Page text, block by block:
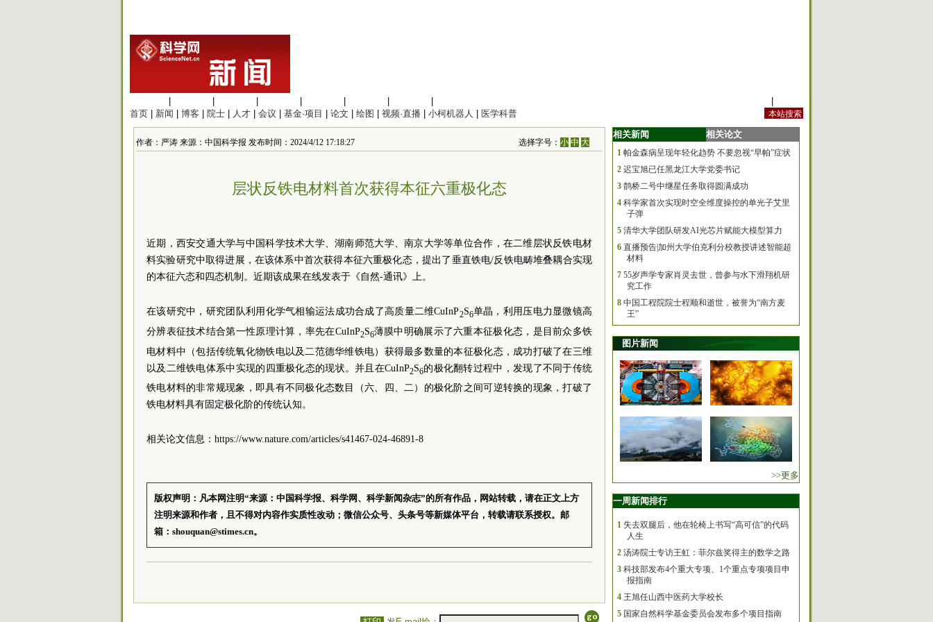
首页
新闻 博客 院士 人才 会议 基金·项目 论文 绘图 视频·直播 小柯机器人 医学科普
作者：严涛 来源：中国科学报 发布时间：2024/4/12 17:18:27 选择字号：小 中 大
层状反铁电材料首次获得本征六重极化态
近期，西安交通大学与中国科学技术大学、湖南师范大学、南京大学等单位合作，在二维层状反铁电材
料实验研究中取得进展，在该体系中首次获得本征六重极化态，提出了垂直铁电/反铁电畴堆叠耦合实现
的本征六态和四态机制。近期该成果在线发表于《自然-通讯》上。
在该研究中，研究团队利用化学气相输运法成功合成了高质量二维CuInP2S6单晶，利用压电力显微镜高
分辨表征技术结合第一性原理计算，率先在CuInP2S6薄膜中明确展示了六重本征极化态，是目前众多铁
电材料中（包括传统氧化物铁电以及二范德华维铁电）获得最多数量的本征极化态，成功打破了在三维
以及二维铁电体系中实现的四重极化态的现状。并且在CuInP2S6的极化翻转过程中，发现了不同于传统
铁电材料的非常规现象，即具有不同极化态数目（六、四、二）的极化阶之间可逆转换的现象，打破了
铁电材料具有固定极化阶的传统认知。
相关论文信息：https://www.nature.com/articles/s41467-024-46891-8
版权声明：凡本网注明“来源：中国科学报、科学网、科学新闻杂志”的所有作品，网站转载，请在正文上方
注明来源和作者，且不得对内容作实质性改动；微信公众号、头条号等新媒体平台，转载请联系授权。邮
箱：shouquan@stimes.cn。
相关新闻 相关论文
1 帕金森病呈现年轻化趋势 不要忽视“早帕”症状
2 迟宝旭已任黑龙江大学党委书记
3 鹊桥二号中继星任务取得圆满成功
4 科学家首次实现时空全维度操控的单光子艾里
子弹
5 清华大学团队研发AI光芯片赋能大模型算力
6 直播预告|加州大学伯克利分校教授讲述智能超
材料
7 55岁声学专家肖灵去世，曾参与水下滑翔机研
究工作
8 中国工程院院士程顺和逝世，被誉为“南方麦
王”
图片新闻
>>更多
一周新闻排行
1 失去双腿后，他在轮椅上书写“高可信”的代码
人生
2 汤涛院士专访王虹：菲尔兹奖得主的数学之路
3 科技部发布4个重大专项、1个重点专项项目申
报指南
4 王旭任山西中医药大学校长
5 国家自然科学基金委员会发布多个项目指南